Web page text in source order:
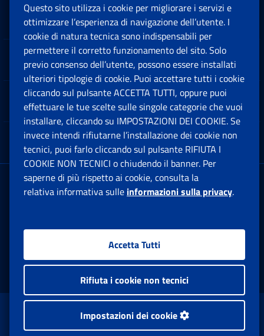
Sedi e Contatti
Software
Note Legali
App mobile
Sede Legale : Via Ciro il Grande, 21
00144 Roma
Facebook: Apre una nuova finestra
Twitter: Apre una nuova finestra
Whatsapp: Apre una nuova
Youtube: Apre una
Instagram:
www.inps.gov.it © 1997-2026
Istituto Nazionale Previdenza Sociale.
Questo sito utilizza i cookie per migliorare i servizi e
ottimizzare l’esperienza di navigazione dell’utente. I
cookie di natura tecnica sono indispensabili per
permettere il corretto funzionamento del sito. Solo
previo consenso dell’utente, possono essere installati
ulteriori tipologie di cookie. Puoi accettare tutti i cookie
cliccando sul pulsante ACCETTA TUTTI, oppure puoi
effettuare le tue scelte sulle singole categorie che vuoi
installare, cliccando su IMPOSTAZIONI DEI COOKIE. Se
invece intendi rifiutarne l’installazione dei cookie non
tecnici, puoi farlo cliccando sul pulsante RIFIUTA I
COOKIE NON TECNICI o chiudendo il banner. Per
saperne di più rispetto ai cookie, consulta la
relativa informativa sulle informazioni sulla privacy.
Accetta Tutti
Rifiuta i cookie non tecnici
Impostazioni dei cookie